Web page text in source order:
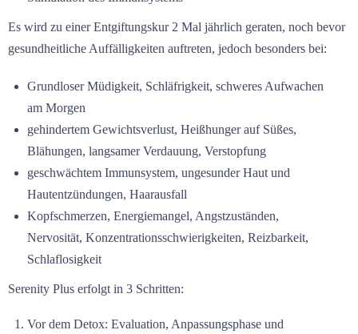
Es wird zu einer Entgiftungskur 2 Mal jährlich geraten, noch bevor
gesundheitliche Auffälligkeiten auftreten, jedoch besonders bei:
Grundloser Müdigkeit, Schläfrigkeit, schweres Aufwachen
am Morgen
gehindertem Gewichtsverlust, Heißhunger auf Süßes,
Blähungen, langsamer Verdauung, Verstopfung
geschwächtem Immunsystem, ungesunder Haut und
Hautentzündungen, Haarausfall
Kopfschmerzen, Energiemangel, Angstzuständen,
Nervosität, Konzentrationsschwierigkeiten, Reizbarkeit,
Schlaflosigkeit
Serenity Plus erfolgt in 3 Schritten:
Vor dem Detox: Evaluation, Anpassungsphase und